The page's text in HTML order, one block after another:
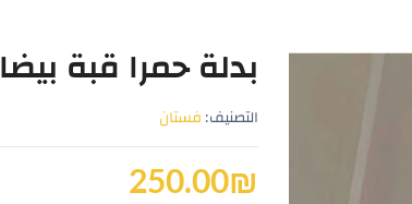
بدلة حمرا قبة بيضا
التصنيف: فستان
250.00₪